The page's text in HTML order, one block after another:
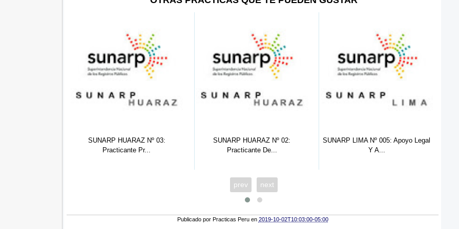
SUNARP HUARAZ Nº 03:
SUNARP HUARAZ Nº 02:
SUNARP LIMA Nº 005: Apoyo Legal
SUNARP Nº 001 - 2022 :
prev next
Publicado por Practicas Peru en 2019-10-02T10:03:00-05:00